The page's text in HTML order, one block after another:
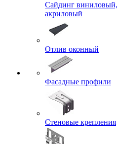
Сайдинг виниловый,
акриловый
Отлив оконный
Фасадные профили
Стеновые крепления